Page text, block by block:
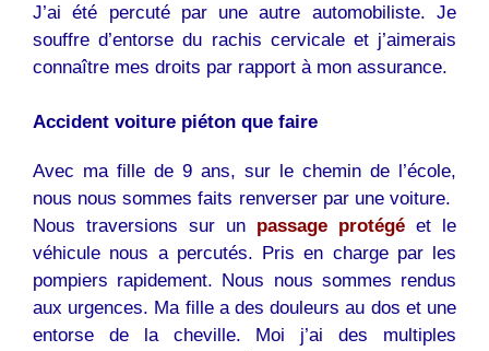
J’ai été percuté par une autre automobiliste. Je
souffre d’entorse du rachis cervicale et j’aimerais
connaître mes droits par rapport à mon assurance.
Accident voiture piéton que faire
Avec ma fille de 9 ans, sur le chemin de l’école,
nous nous sommes faits renverser par une voiture.
Nous traversions sur un passage protégé et le
véhicule nous a percutés. Pris en charge par les
pompiers rapidement. Nous nous sommes rendus
aux urgences. Ma fille a des douleurs au dos et une
entorse de la cheville. Moi j’ai des multiples